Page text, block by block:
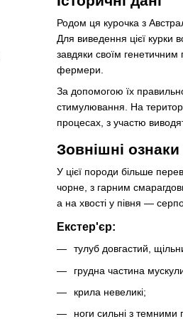
Родом ця курочка з
Для виведення цієї курки
завдяки своїм
фермери.
За допомогою їх
стимулювання. На
процесах, з участю
Зовнішні
У цієї породи більше
чорне, з гарним
а на хвості у півня —
Екстер'єр:
тулуб довгастий,
грудна частина
крила невеликі;
ноги сильні з